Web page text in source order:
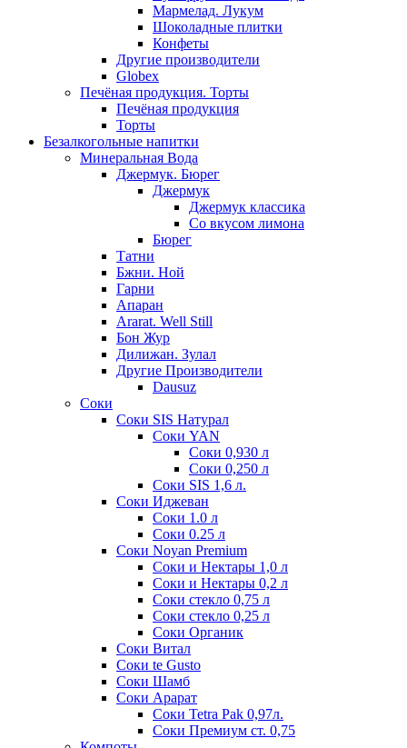
Мармелад. Лукум
Шоколадные плитки
Конфеты
Другие производители
Globex
Печёная продукция. Торты
Печёная продукция
Торты
Безалкогольные напитки
Минеральная Вода
Джермук. Бюрег
Джермук
Джермук классика
Со вкусом лимона
Бюрег
Татни
Бжни. Ной
Гарни
Апаран
Ararat. Well Still
Бон Жур
Дилижан. Зулал
Другие Производители
Dausuz
Соки
Соки SIS Натурал
Соки YAN
Соки 0,930 л
Соки 0,250 л
Соки SIS 1,6 л.
Соки Иджеван
Соки 1.0 л
Соки 0.25 л
Соки Noyan Premium
Соки и Нектары 1,0 л
Соки и Нектары 0,2 л
Соки стекло 0,75 л
Соки стекло 0,25 л
Соки Органик
Соки Витал
Соки te Gusto
Соки Шамб
Соки Арарат
Соки Tetra Pak 0,97л.
Соки Премиум ст. 0,75